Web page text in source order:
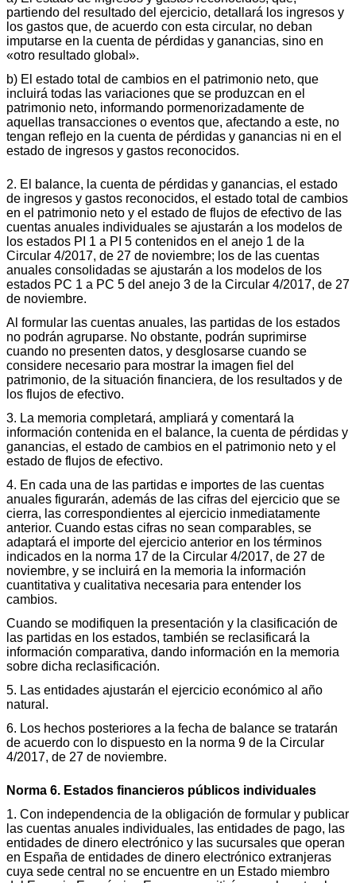
partiendo del resultado del ejercicio, detallará los ingresos y
los gastos que, de acuerdo con esta circular, no deban
imputarse en la cuenta de pérdidas y ganancias, sino en
«otro resultado global».
b) El estado total de cambios en el patrimonio neto, que
incluirá todas las variaciones que se produzcan en el
patrimonio neto, informando pormenorizadamente de
aquellas transacciones o eventos que, afectando a este, no
tengan reflejo en la cuenta de pérdidas y ganancias ni en el
estado de ingresos y gastos reconocidos.
2. El balance, la cuenta de pérdidas y ganancias, el estado
de ingresos y gastos reconocidos, el estado total de cambios
en el patrimonio neto y el estado de flujos de efectivo de las
cuentas anuales individuales se ajustarán a los modelos de
los estados PI 1 a PI 5 contenidos en el anejo 1 de la
Circular 4/2017, de 27 de noviembre; los de las cuentas
anuales consolidadas se ajustarán a los modelos de los
estados PC 1 a PC 5 del anejo 3 de la Circular 4/2017, de 27
de noviembre.
Al formular las cuentas anuales, las partidas de los estados
no podrán agruparse. No obstante, podrán suprimirse
cuando no presenten datos, y desglosarse cuando se
considere necesario para mostrar la imagen fiel del
patrimonio, de la situación financiera, de los resultados y de
los flujos de efectivo.
3. La memoria completará, ampliará y comentará la
información contenida en el balance, la cuenta de pérdidas y
ganancias, el estado de cambios en el patrimonio neto y el
estado de flujos de efectivo.
4. En cada una de las partidas e importes de las cuentas
anuales figurarán, además de las cifras del ejercicio que se
cierra, las correspondientes al ejercicio inmediatamente
anterior. Cuando estas cifras no sean comparables, se
adaptará el importe del ejercicio anterior en los términos
indicados en la norma 17 de la Circular 4/2017, de 27 de
noviembre, y se incluirá en la memoria la información
cuantitativa y cualitativa necesaria para entender los
cambios.
Cuando se modifiquen la presentación y la clasificación de
las partidas en los estados, también se reclasificará la
información comparativa, dando información en la memoria
sobre dicha reclasificación.
5. Las entidades ajustarán el ejercicio económico al año
natural.
6. Los hechos posteriores a la fecha de balance se tratarán
de acuerdo con lo dispuesto en la norma 9 de la Circular
4/2017, de 27 de noviembre.
Norma 6. Estados financieros públicos individuales
1. Con independencia de la obligación de formular y publicar
las cuentas anuales individuales, las entidades de pago, las
entidades de dinero electrónico y las sucursales que operan
en España de entidades de dinero electrónico extranjeras
cuya sede central no se encuentre en un Estado miembro